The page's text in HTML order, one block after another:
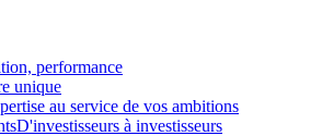
performance
unique
au service de vos ambitions
D'investisseurs à investisseurs